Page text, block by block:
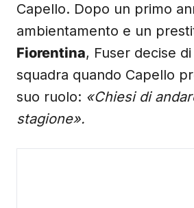
Capello. Dopo un primo
ambientamento e un
Fiorentina, Fuser decise
squadra quando Capello
suo ruolo: «Chiesi di
stagione».